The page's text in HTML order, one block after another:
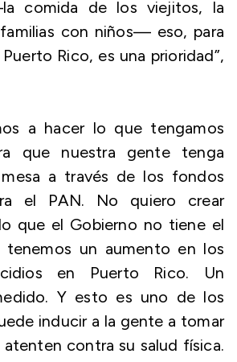
comida de los viejitos, la
con niños— eso, para
Rico, es una prioridad”,
a hacer lo que tengamos
que nuestra gente tenga
a través de los fondos
el PAN. No quiero crear
que el Gobierno no tiene el
tenemos un aumento en los
en Puerto Rico. Un
Y esto es uno de los
inducir a la gente a tomar
contra su salud física.